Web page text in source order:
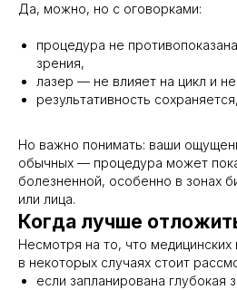
Да, можно, но с оговорками:
процедура не
зрения,
лазер — не влияет на цикл и
результативность
Но важно понимать: ваши
обычных — процедура может
болезненной, особенно в зонах
или лица.
Когда лучше
Несмотря на то, что медицинских
в некоторых случаях стоит
если запланирована глубокая